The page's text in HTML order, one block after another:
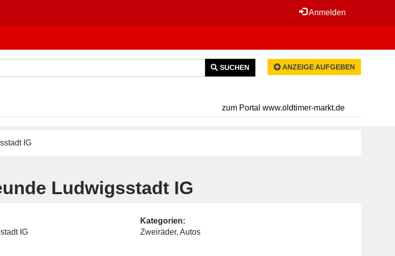
Anmelden
SUCHEN ANZEIGE AUFGEBEN
zum Portal www.oldtimer-markt.de
IG
Ludwigsstadt IG
IG
Kategorien:
Zweiräder, Autos